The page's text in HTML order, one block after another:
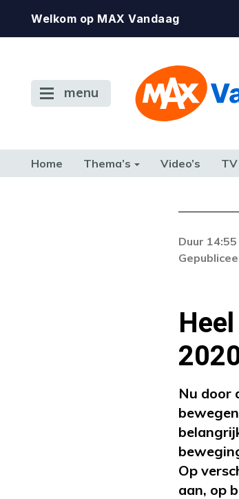
Welkom op MAX Vandaag
menu
Home Thema’s Video’s
Duur 14:55
Nu door
Op
aan, op